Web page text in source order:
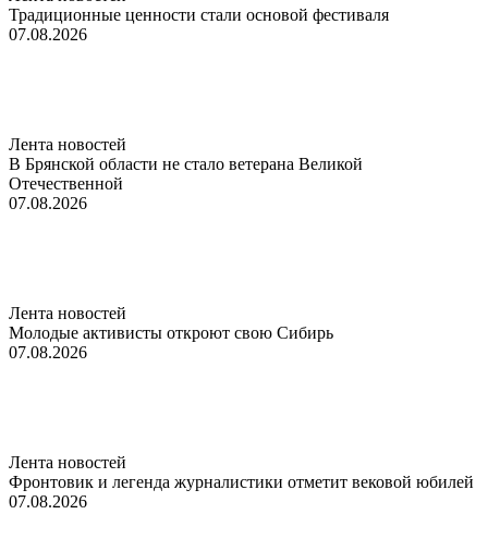
Традиционные ценности стали основой фестиваля
07.08.2026
Лента новостей
В Брянской области не стало ветерана Великой
Отечественной
07.08.2026
Лента новостей
Молодые активисты откроют свою Сибирь
07.08.2026
Лента новостей
Фронтовик и легенда журналистики отметит вековой юбилей
07.08.2026